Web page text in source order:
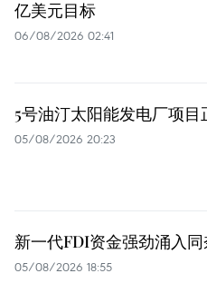
亿美元目标
06/08/2026 02:41
5号油汀太阳能发电厂项目
05/08/2026 20:23
新一代FDI资金强劲涌入同
05/08/2026 18:55